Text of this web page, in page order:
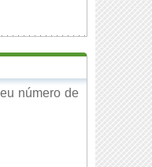
número de